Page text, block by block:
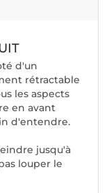
d'un
rétractable
les aspects
en avant
d'entendre.
jusqu'à
louper le